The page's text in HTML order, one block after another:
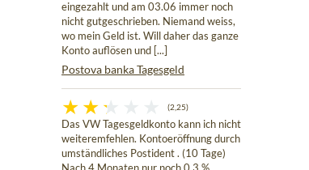
eingezahlt und am 03.06 immer noch
nicht gutgeschrieben. Niemand weiss,
wo mein Geld ist. Will daher das ganze
Konto auflösen und [...]
Postova banka Tagesgeld
(2,25)
Das VW Tagesgeldkonto kann ich nicht
weiteremfehlen. Kontoeröffnung durch
umständliches Postident . (10 Tage)